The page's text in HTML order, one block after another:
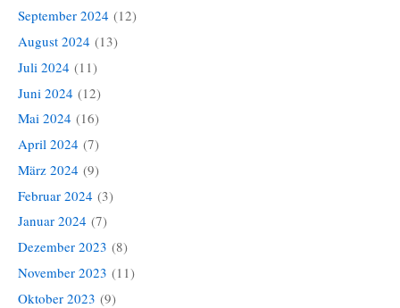
September 2024 (12)
August 2024 (13)
Juli 2024 (11)
Juni 2024 (12)
Mai 2024 (16)
April 2024 (7)
März 2024 (9)
Februar 2024 (3)
Januar 2024 (7)
Dezember 2023 (8)
November 2023 (11)
Oktober 2023 (9)